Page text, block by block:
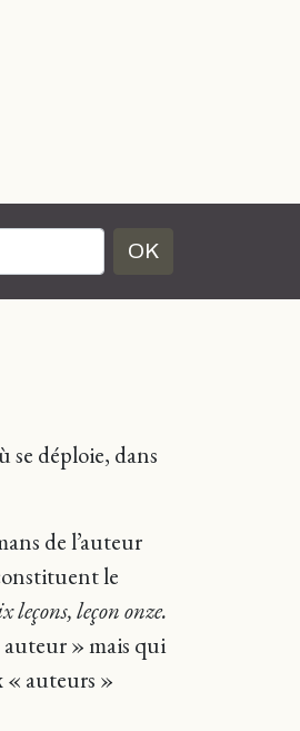
OK
se déploie, dans
de l’auteur
le
leçons, leçon onze.
» mais qui
« auteurs »